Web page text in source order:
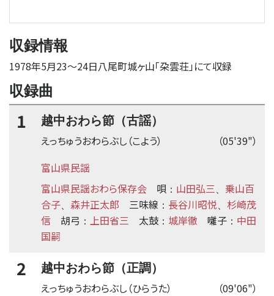
収録情報
1978年5月23〜24日八尾町城ヶ山「朶雲荘」にて収録
収録曲
1 越中おわら節（古謡）
（05'39"）
えっちゅうおわらぶし（こよう）
富山県民謡
富山県民謡おわら保存会
唄 ： 山田弘三
乗山百
合子
森井正太郎 三味線 ： 長谷川昭悦
杉崎茂
信
胡弓 ： 上田省三 太鼓 ： 城岸徹 囃子 ： 中田
国嗣
2 越中おわら節（正調）
（09'06"）
えっちゅうおわらぶし（ひらうた）